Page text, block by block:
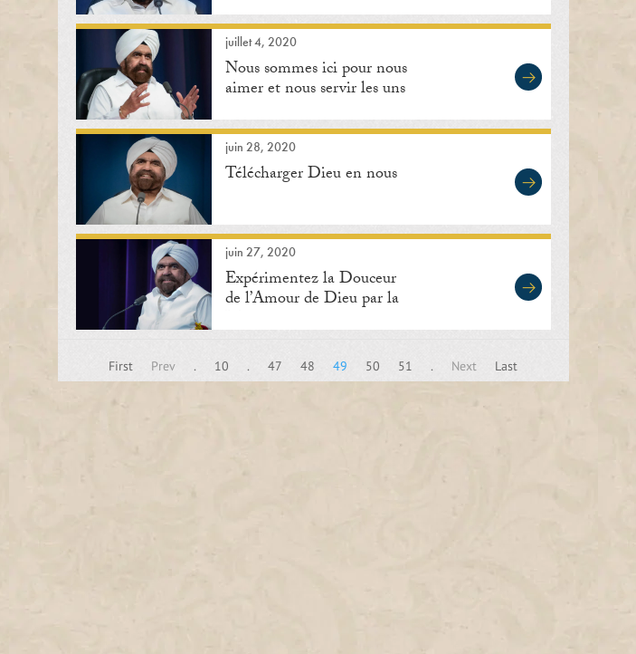
juillet 4, 2020
Nous sommes ici pour nous
aimer et nous servir les uns
juin 28, 2020
Télécharger Dieu en nous
juin 27, 2020
Expérimentez la Douceur
de l’Amour de Dieu par la
First Prev . 10 . 47 48 49 50 51 . Next Last